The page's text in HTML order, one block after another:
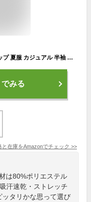
EndoraDore 上下セット メンズ セットアップ 夏服 カジュアル 半袖 パーカー 薄手 フード付き ハーフパンツ スポーツウエア
みる
と在庫をAmazonでチェック >>
は80%ポリエステル
汗速乾・ストレッチ
タリかな思って選び